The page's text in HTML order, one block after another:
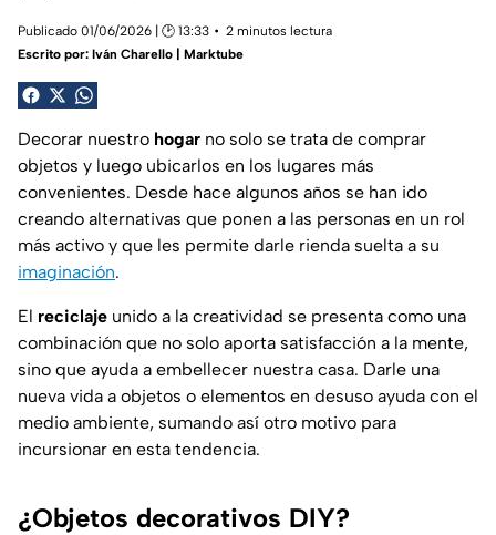
Publicado 01/06/2026 | 🕑 13:33
2 minutos lectura
Escrito por: Iván Charello | Marktube
Decorar nuestro hogar no solo se trata de comprar
objetos y luego ubicarlos en los lugares más
convenientes. Desde hace algunos años se han ido
creando alternativas que ponen a las personas en un rol
más activo y que les permite darle rienda suelta a su
imaginación.
El reciclaje unido a la creatividad se presenta como una
combinación que no solo aporta satisfacción a la mente,
sino que ayuda a embellecer nuestra casa. Darle una
nueva vida a objetos o elementos en desuso ayuda con el
medio ambiente, sumando así otro motivo para
incursionar en esta tendencia.
¿Objetos decorativos DIY?